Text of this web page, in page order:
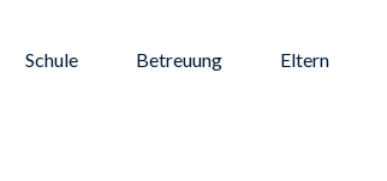
Schule Betreuung Eltern